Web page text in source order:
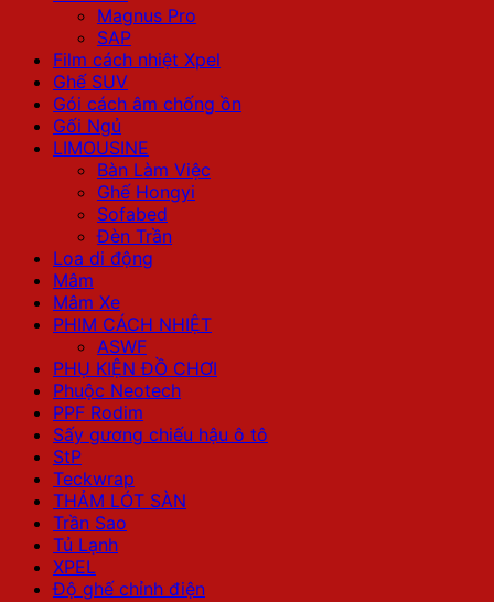
Magnus Pro
SAP
Film cách nhiệt Xpel
Ghế SUV
Gói cách âm chống ồn
Gối Ngủ
LIMOUSINE
Bàn Làm Việc
Ghế Hongyi
Sofabed
Đèn Trần
Loa di động
Mâm
Mâm Xe
PHIM CÁCH NHIỆT
ASWF
PHỤ KIỆN ĐỒ CHƠI
Phuộc Neotech
PPF Rodim
Sấy gương chiếu hậu ô tô
StP
Teckwrap
THẢM LÓT SÀN
Trần Sao
Tủ Lạnh
XPEL
Độ ghế chỉnh điện